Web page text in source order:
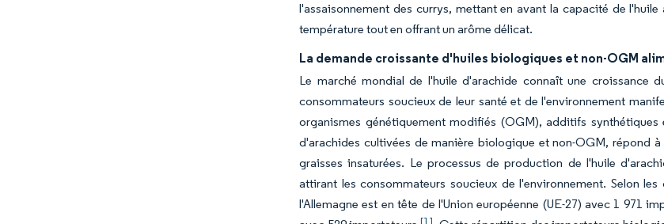
l'assaisonnement des currys, mettant en avant la capacité de
température tout en offrant un arôme délicat.
La demande croissante d'huiles biologiques et non-OGM
Le marché mondial de l'huile d'arachide connaît une croissance
consommateurs soucieux de leur santé et de l'environnement
organismes génétiquement modifiés (OGM), additifs
d'arachides cultivées de manière biologique et non-OGM, répond
graisses insaturées. Le processus de production de l'huile
attirant les consommateurs soucieux de l'environnement. Selon
l'Allemagne est en tête de l'Union européenne (UE-27) avec 1 971
[1]